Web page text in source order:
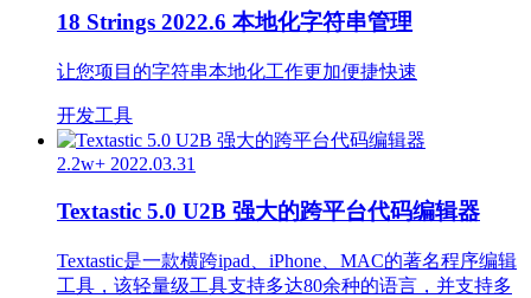
18 Strings 2022.6 本地化字符串管理
让您项目的字符串本地化工作更加便捷快速
开发工具
2.2w+ 2022.03.31
Textastic 5.0 U2B 强大的跨平台代码编辑器
Textastic是一款横跨ipad、iPhone、MAC的著名程序编辑
工具，该轻量级工具支持多达80余种的语言，并支持多